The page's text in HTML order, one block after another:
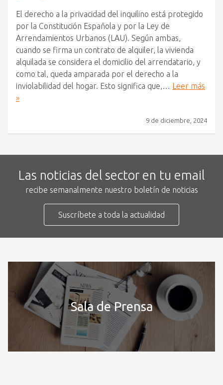
El derecho a la privacidad del inquilino está protegido
por la Constitución Española y por la Ley de
Arrendamientos Urbanos (LAU). Según ambas,
cuando se firma un contrato de alquiler, la vivienda
alquilada se considera el domicilio del arrendatario, y
como tal, queda amparada por el derecho a la
inviolabilidad del hogar. Esto significa que,… Leer más
»
9 de diciembre, 2024
Las noticias del sector en tu email
recibe semanalmente nuestro boletín de noticias
Suscríbete a toda la actualidad
Sala de Prensa